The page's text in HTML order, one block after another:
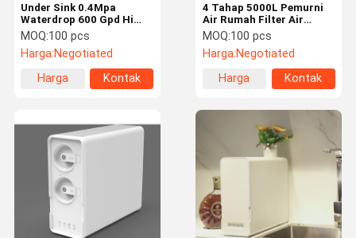
4 Tahap 5000L Pemurni
Air Rumah Filter Air
Reverse Osmosis
Tankless
MOQ:100 pcs
Harga:Negotiated
Harga
Kontak
Under Sink 0.4Mpa
Waterdrop 600 Gpd Hi
Flow Water Purifier
MOQ:100 pcs
Harga:Negotiated
Harga
Kontak